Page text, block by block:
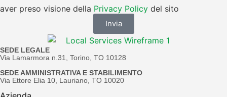
aver preso visione della Privacy Policy del sito
Invia
SEDE LEGALE
Via Lamarmora n.31, Torino, TO 10128
SEDE AMMINISTRATIVA E STABILIMENTO
Via Ettore Elia 10, Lauriano, TO 10020